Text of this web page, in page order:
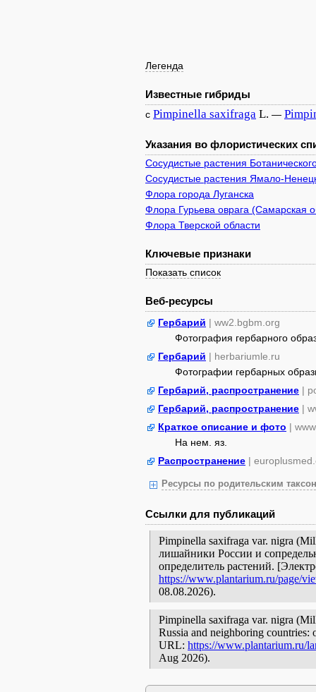
Легенда
Известные гибриды
с Pimpinella saxifraga L. —
Указания во флористических
Сосудистые растения
Сосудистые растения Ямало-
Флора города Луганска
Флора Гурьева оврага (Самарская
Флора Тверской области
Ключевые признаки
Показать список
Веб-ресурсы
Гербарий | ww2.bgbm.org
Фотография гербарного
Гербарий | herbariumle.ru
Фотографии гербарных
Гербарий, распространение |
Гербарий, распространение |
Краткое описание и фото |
На нем. яз.
Распространение |
Ресурсы по родительским
Ссылки для публикаций
Pimpinella saxifraga var. nigra
лишайники России и
определитель растений.
https://www.plantarium.ru/page/
08.08.2026).
Pimpinella saxifraga var. nigra
Russia and neighboring
URL: https://www.plantarium.ru/
Aug 2026).